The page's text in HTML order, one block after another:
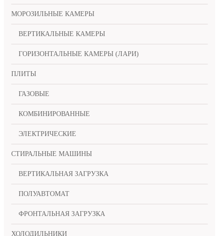
МОРОЗИЛЬНЫЕ КАМЕРЫ
ВЕРТИКАЛЬНЫЕ КАМЕРЫ
ГОРИЗОНТАЛЬНЫЕ КАМЕРЫ (ЛАРИ)
ПЛИТЫ
ГАЗОВЫЕ
КОМБИНИРОВАННЫЕ
ЭЛЕКТРИЧЕСКИЕ
СТИРАЛЬНЫЕ МАШИНЫ
ВЕРТИКАЛЬНАЯ ЗАГРУЗКА
ПОЛУАВТОМАТ
ФРОНТАЛЬНАЯ ЗАГРУЗКА
ХОЛОДИЛЬНИКИ